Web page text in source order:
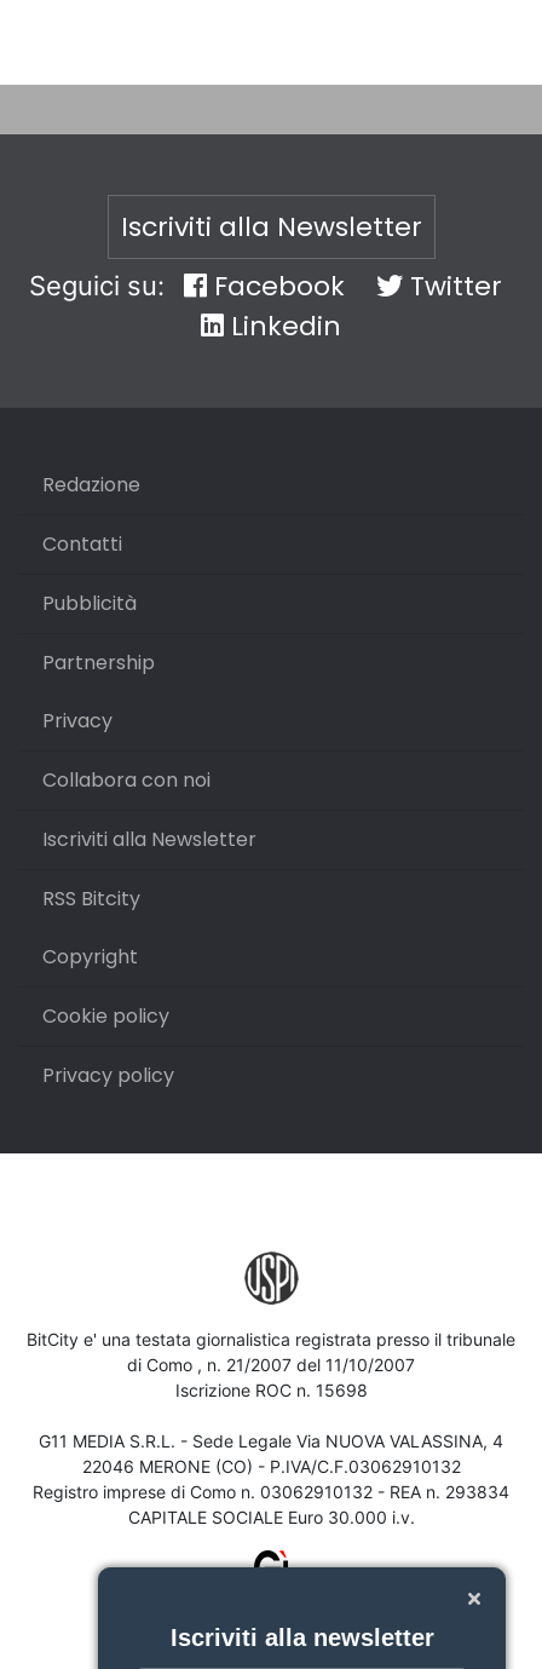
Iscriviti alla Newsletter
Seguici su: Facebook
Twitter
Linkedin
Redazione
Contatti
Pubblicità
Partnership
Privacy
Collabora con noi
Iscriviti alla Newsletter
RSS Bitcity
Copyright
Cookie policy
Privacy policy
BitCity e' una testata giornalistica registrata presso il tribunale
di Como , n. 21/2007 del 11/10/2007
Iscrizione ROC n. 15698
G11 MEDIA S.R.L. - Sede Legale Via NUOVA VALASSINA, 4
22046 MERONE (CO) - P.IVA/C.F.03062910132
Registro imprese di Como n. 03062910132 - REA n. 293834
CAPITALE SOCIALE Euro 30.000 i.v.
Iscriviti alla newsletter